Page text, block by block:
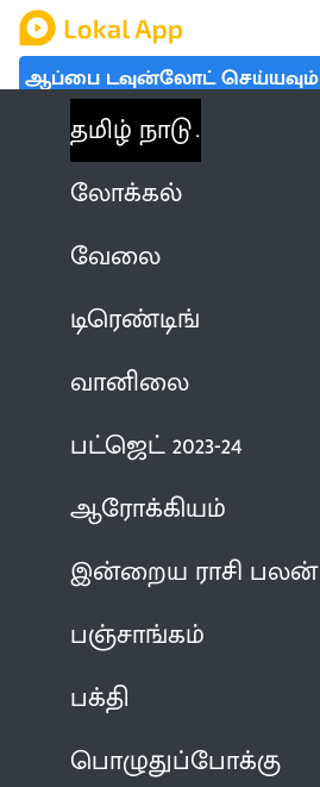
ஆப்பை டவுன்லோட் செய்யவும்
தமிழ் நாடு
லோக்கல்
வேலை
டிரெண்டிங்
வானிலை
பட்ஜெட் 2023-24
ஆரோக்கியம்
இன்றைய ராசி பலன்
பஞ்சாங்கம்
பக்தி
பொழுதுப்போக்கு